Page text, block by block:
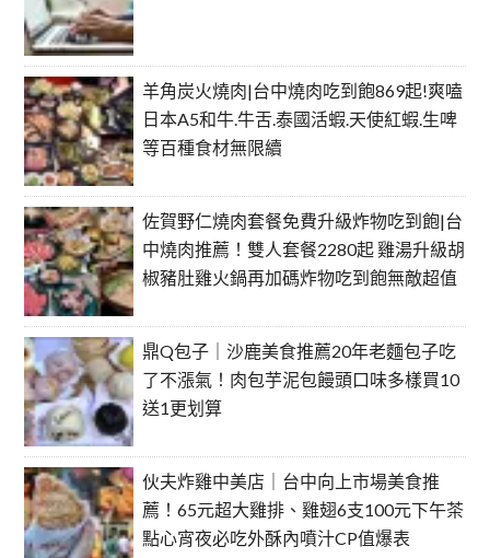
羊角炭火燒肉|台中燒肉吃到飽869起!爽嗑
日本A5和牛.牛舌.泰國活蝦.天使紅蝦.生啤
等百種食材無限續
佐賀野仁燒肉套餐免費升級炸物吃到飽|台
中燒肉推薦！雙人套餐2280起 雞湯升級胡
椒豬肚雞火鍋再加碼炸物吃到飽無敵超值
鼎Q包子｜沙鹿美食推薦20年老麵包子吃
了不漲氣！肉包芋泥包饅頭口味多樣買10
送1更划算
伙夫炸雞中美店｜台中向上市場美食推
薦！65元超大雞排、雞翅6支100元下午茶
點心宵夜必吃外酥內噴汁CP值爆表